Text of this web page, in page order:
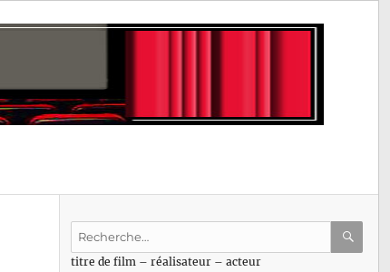
Recherche
:titre de film – réalisateur – acteur